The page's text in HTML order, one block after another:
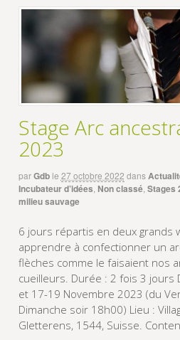
Stage Arc
2023
parGdb le 27 octobre 2022 dans
Incubateur d’idées Non classé, Stages
milieu sauvage
6 jours répartis en deux grands
apprendre à confectionner un
flèches comme le faisaient nos
cueilleurs. Durée : 2 fois 3 jours
et 17-19 Novembre 2023 (du
Dimanche soir 18h00) Lieu :
Gletterens, 1544, Suisse.